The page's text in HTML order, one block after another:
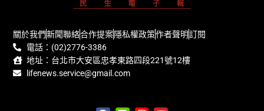
關於我們新聞聯絡合作提案隱私權政策作者聲明訂閱
電話：(02)2776-3386
地址：台北市大安區忠孝東路四段221號12樓
lifenews.service@gmail.com